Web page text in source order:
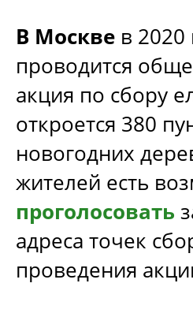
Ёлочный
В Москве в 2020
проводится
акция по сбору
откроется 380
новогодних
жителей есть
проголосовать
адреса точек
проведения